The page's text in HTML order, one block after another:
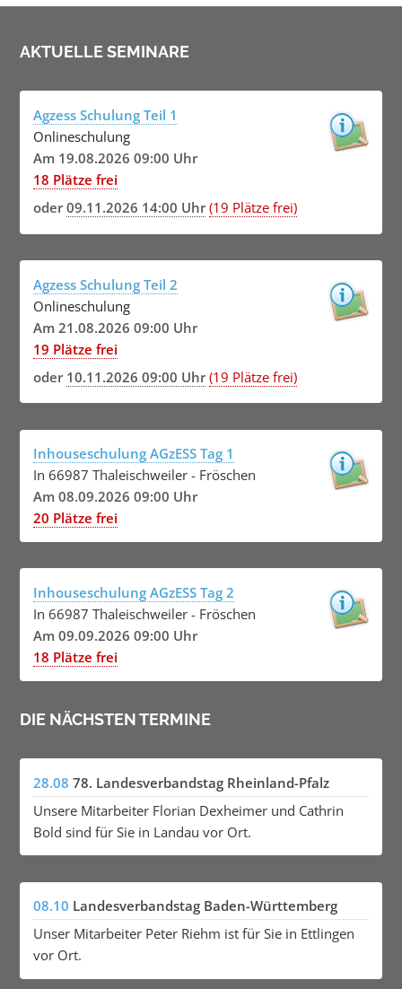
AKTUELLE SEMINARE
Agzess Schulung Teil 1
Onlineschulung
Am 19.08.2026 09:00 Uhr
18 Plätze frei
oder09.11.2026 14:00 Uhr (19 Plätze frei)
Agzess Schulung Teil 2
Onlineschulung
Am 21.08.2026 09:00 Uhr
19 Plätze frei
oder 10.11.2026 09:00 Uhr (19 Plätze frei)
Inhouseschulung AGzESS Tag 1
In 66987 Thaleischweiler - Fröschen
Am 08.09.2026 09:00 Uhr
20 Plätze frei
Inhouseschulung AGzESS Tag 2
In 66987 Thaleischweiler - Fröschen
Am 09.09.2026 09:00 Uhr
18 Plätze frei
DIE NÄCHSTEN TERMINE
28.08 78. Landesverbandstag Rheinland-Pfalz
Unsere Mitarbeiter Florian Dexheimer und Cathrin
Bold sind für Sie in Landau vor Ort.
08.10 Landesverbandstag Baden-Württemberg
Unser Mitarbeiter Peter Riehm ist für Sie in Ettlingen
vor Ort.